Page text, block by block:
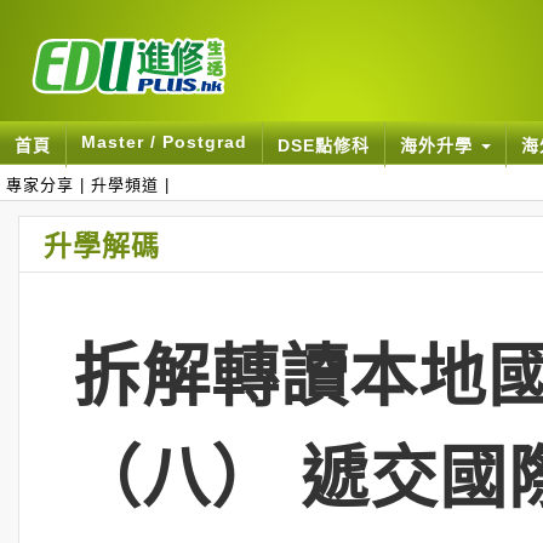
首頁 Master / Postgrad DSE點修科 海外升學
專家分享 升學頻道
升學解碼
拆解轉讀本地
（八） 遞交